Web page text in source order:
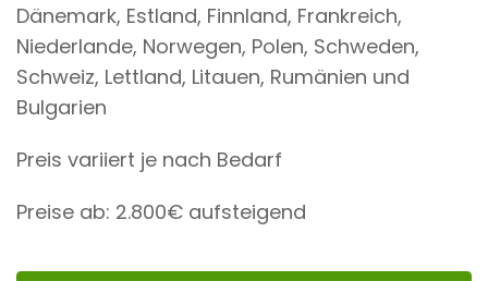
Dänemark, Estland, Finnland, Frankreich,
Niederlande, Norwegen, Polen, Schweden,
Schweiz, Lettland, Litauen, Rumänien und
Bulgarien
Preis variiert je nach Bedarf
Preise ab: 2.800€ aufsteigend